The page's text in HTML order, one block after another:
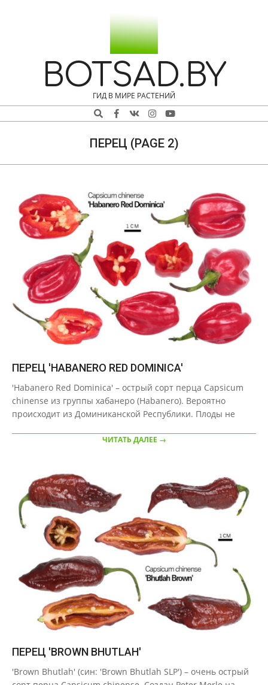
BOTSAD.BY
ГИД В МИРЕ РАСТЕНИЙ
Search
ПЕРЕЦ (PAGE 2)
ПЕРЕЦ 'HABANERO RED DOMINICA'
10-
07
'Habanero Red Dominica' – острый сорт перца Capsicum
chinense из группы хабанеро (Habanero). Вероятно
происходит из Доминиканской Республики. Плоды не
ЧИТАТЬ ДАЛЕЕ →
ПЕРЕЦ 'BROWN BHUTLAH'
10-
'Brown Bhutlah' (син: 'Brown Bhutlah SLP') – очень острый